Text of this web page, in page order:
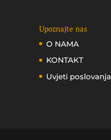
Upoznajte nas
O NAMA
KONTAKT
Uvjeti poslovanja